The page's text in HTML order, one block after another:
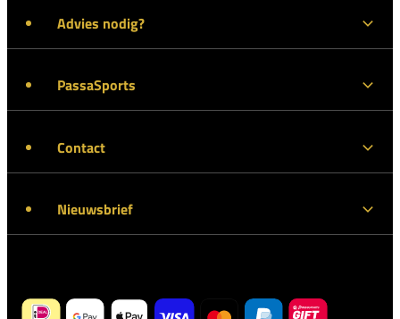
Advies nodig?
PassaSports
Contact
Nieuwsbrief